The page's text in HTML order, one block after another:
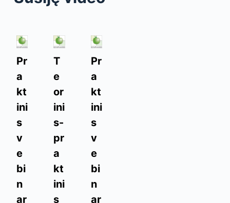
Pr
a
kt
ini
s
v
e
bi
n
ar
T
e
or
ini
s-
pr
a
kt
ini
s
Pr
a
kt
ini
s
v
e
bi
n
ar